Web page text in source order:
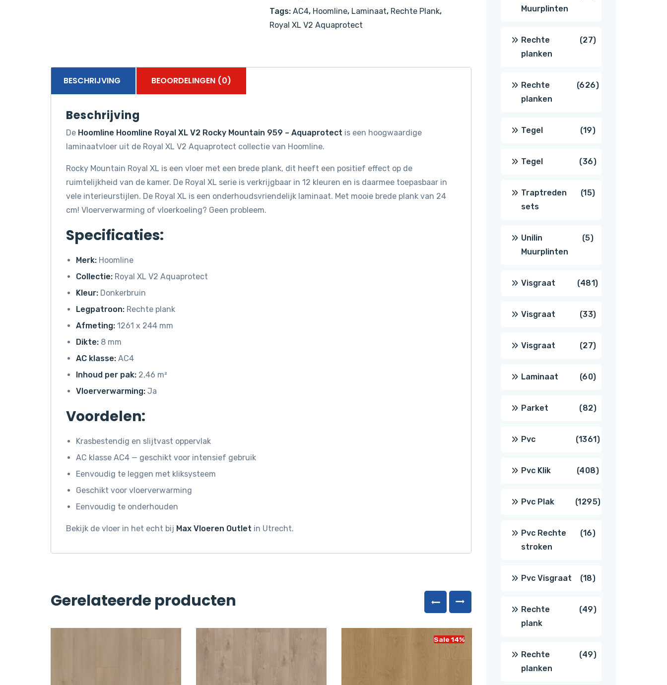
Aquaprotect
aantal
Tags: AC4, Hoomline, Laminaat, Rechte Plank,
Royal XL V2 Aquaprotect
BESCHRIJVING BEOORDELINGEN (0)
Beschrijving
De Hoomline Hoomline Royal XL V2 Rocky Mountain 959 – Aquaprotect is een hoogwaardige
laminaatvloer uit de Royal XL V2 Aquaprotect collectie van Hoomline.
Rocky Mountain Royal XL is een vloer met een brede plank, dit heeft een positief effect op de
ruimtelijkheid van de kamer. De Royal XL serie is verkrijgbaar in 12 kleuren en is daarmee toepasbaar in
vele interieurstijlen. De Royal XL is een onderhoudsvriendelijk laminaat. Met mooie brede plank van 24
cm! Vloerverwarming of vloerkoeling? Geen probleem.
Specificaties:
Merk: Hoomline
Collectie: Royal XL V2 Aquaprotect
Kleur: Donkerbruin
Legpatroon: Rechte plank
Afmeting: 1261 x 244 mm
Dikte: 8 mm
AC klasse: AC4
Inhoud per pak: 2,46 m²
Vloerverwarming: Ja
Voordelen:
Krasbestendig en slijtvast oppervlak
AC klasse AC4 — geschikt voor intensief gebruik
Eenvoudig te leggen met kliksysteem
Geschikt voor vloerverwarming
Eenvoudig te onderhouden
Bekijk de vloer in het echt bij Max Vloeren Outlet in Utrecht.
Gerelateerde producten
Sale 14%
Muurplinten
Rechte
planken
2727
Rechte
planken
626626
Tegel 1919
producten
Tegel 3636
producten
Traptreden
sets
1515
Unilin
Muurplinten
55
Visgraat 481481
Visgraat 3333
producten
Visgraat 2727
producten
Laminaat 6060
producten
Parket 8282
producten
Pvc 13611361
producten
Pvc Klik 408408
producten
Pvc Plak 12951295
Pvc Rechte
stroken
1616
Pvc Visgraat 1818
producten
Rechte
plank
4949
Rechte
planken
4949